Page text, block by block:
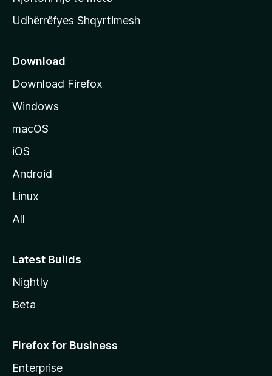
d
ë
ë
e
M
o
l
l
s
Udhërrëfyes Shqyrtimesh
Download
Download Firefox
Windows
macOS
iOS
Android
Linux
All
Latest Builds
Nightly
Beta
Firefox for Business
Enterprise